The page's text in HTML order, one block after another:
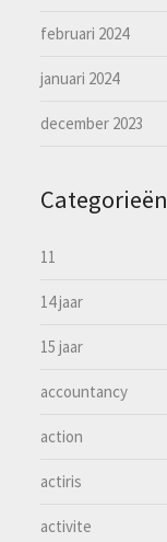
februari 2024
januari 2024
december 2023
Categorieën
11
14 jaar
15 jaar
accountancy
action
actiris
activite